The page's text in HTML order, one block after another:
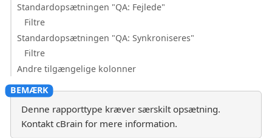
Standardopsætningen "QA: Fejlede"
Filtre
Standardopsætningen "QA: Synkroniseres"
Filtre
Andre tilgængelige kolonner
Denne rapporttype kræver særskilt opsætning.
Kontakt cBrain for mere information.